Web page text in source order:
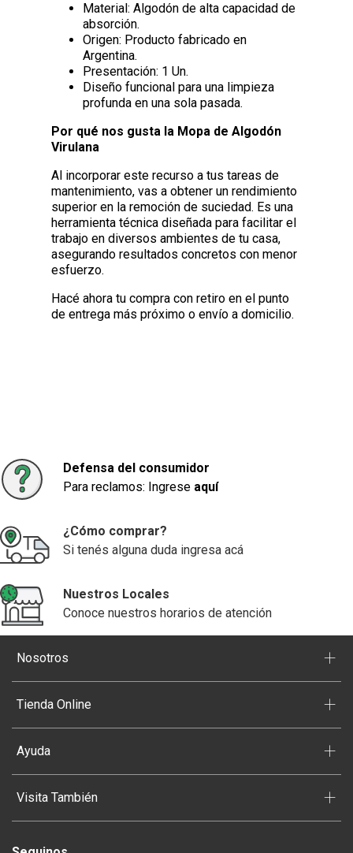
Material: Algodón de alta capacidad de
absorción.
Origen: Producto fabricado en
Argentina.
Presentación: 1 Un.
Diseño funcional para una limpieza
profunda en una sola pasada.
Por qué nos gusta la Mopa de Algodón
Virulana
Al incorporar este recurso a tus tareas de
mantenimiento, vas a obtener un rendimiento
superior en la remoción de suciedad. Es una
herramienta técnica diseñada para facilitar el
trabajo en diversos ambientes de tu casa,
asegurando resultados concretos con menor
esfuerzo.
Hacé ahora tu compra con retiro en el punto
de entrega más próximo o envío a domicilio.
Defensa del consumidor
Para reclamos: Ingrese aquí
¿Cómo comprar?
Si tenés alguna duda ingresa acá
Nuestros Locales
Conoce nuestros horarios de atención
Nosotros +
Tienda Online +
Ayuda +
Visita También +